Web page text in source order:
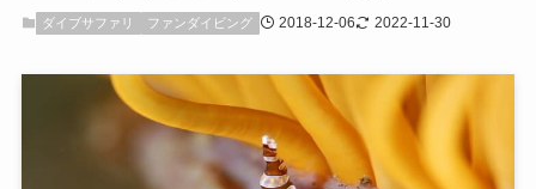
ダイブサファリ ファンダイビング 2018-12-06 2022-11-30